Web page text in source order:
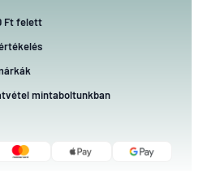
Ft felett
mintaboltunkban